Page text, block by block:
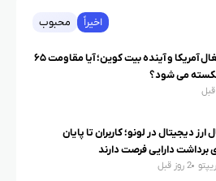
اخیراً محبوب
گزارش اشتغال آمریکا و آینده بیت کوین؛ آیا مقاومت ۶۵
شکسته می شود؟
ارز دیجیتال در لونو؛ کاربران تا پایان
برداشت دارایی فرصت دارند
2 روز قبل